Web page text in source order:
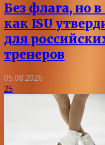
Без флага, но
как ISU
для
тренеров
05.08.2026
25